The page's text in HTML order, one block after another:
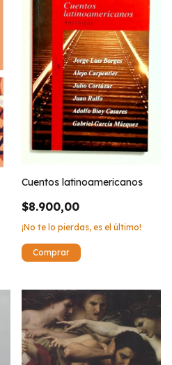
Cuentos latinoamericanos
$8.900,00
¡No te lo pierdas, es el último!